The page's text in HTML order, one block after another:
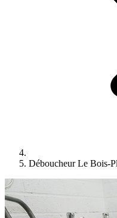
Déboucheur Le Bois-